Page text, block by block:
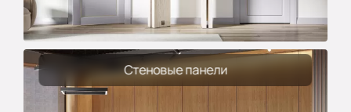
Стеновые панели